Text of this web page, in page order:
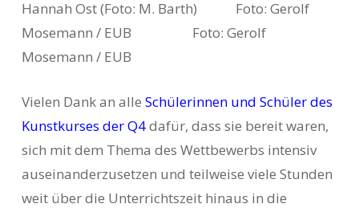
Hannah Ost (Foto: M. Barth) Foto: Gerolf
Mosemann / EUB Foto: Gerolf
Mosemann / EUB
Vielen Dank an alle Schülerinnen und Schüler des
Kunstkurses der Q4dafür, dass sie bereit waren,
sich mit dem Thema des Wettbewerbs intensiv
auseinanderzusetzen und teilweise viele Stunden
weit über die Unterrichtszeit hinaus in die